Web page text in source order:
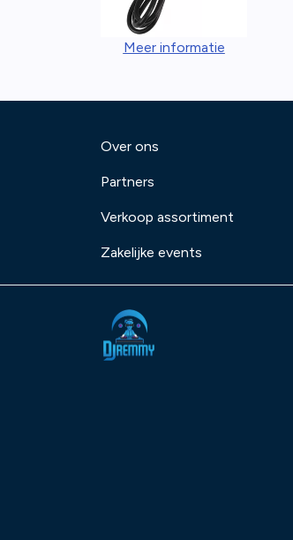
Meer informatie
Over ons
Partners
Verkoop assortiment
Zakelijke events